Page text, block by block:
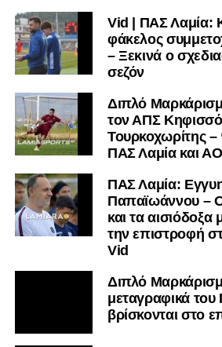
Vid | ΠΑΣ Λαμία:
φάκελος
– Ξεκινά ο
σεζόν
Διπλό
τον ΑΠΣ
Τουρκοχωρίτης –
ΠΑΣ Λαμία και
ΠΑΣ Λαμία:
Παπαϊωάννου –
και τα αισιόδοξα
την επιστροφή
Vid
Διπλό
μεταγραφικά του
βρίσκονται στο